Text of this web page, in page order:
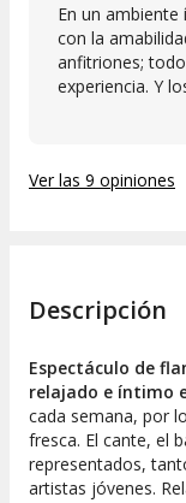
En un
con la
anfitriones;
experiencia. Y
l historia que
Ver las 9 opiniones
Descripción
Espectáculo de
relajado e íntimo
cada semana, por
fresca. El cante, el
representados,
artistas jóvenes.